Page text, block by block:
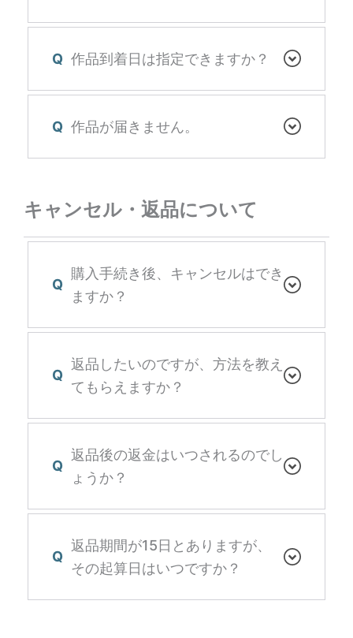
Q 作品到着日は指定できますか？
Q 作品が届きません。
キャンセル・返品について
Q
購入手続き後、キャンセルはでき
ますか？
Q
返品したいのですが、方法を教え
てもらえますか？
Q
返品後の返金はいつされるのでし
ょうか？
Q
返品期間が15日とありますが、
その起算日はいつですか？